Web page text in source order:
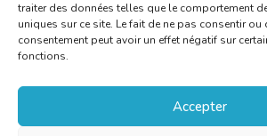
traiter des données telles que le comportement
uniques sur ce site. Le fait de ne pas consentir ou
consentement peut avoir un effet négatif sur
fonctions.
Accepter